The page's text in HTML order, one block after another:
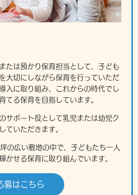
たは預かり保育担当として、子ども
大切にしながら保育を行っていただ
入に取り組み、これからの時代でし
てる保育を目指しています。
サポート役として乳児または幼児ク
ていただきます。
の広い敷地の中で、子どもたち一人
かせる保育に取り組んでいます。
募はこちら